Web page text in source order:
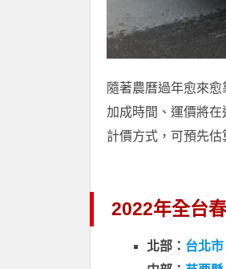
隨著農曆過年愈來
加成時間、運價將
計價方式，可預先
2022年全台
北部： 台北市